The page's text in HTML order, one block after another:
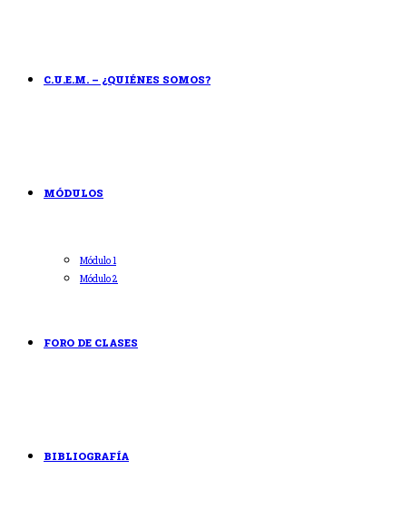
C.U.E.M. – ¿QUIÉNES SOMOS?
MÓDULOS
Módulo 1
Módulo 2
FORO DE CLASES
BIBLIOGRAFÍA